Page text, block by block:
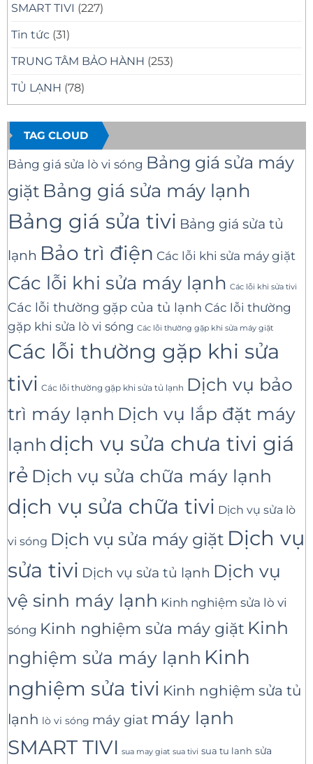
SMART TIVI (227)
Tin tức (31)
TRUNG TÂM BẢO HÀNH (253)
TỦ LẠNH (78)
TAG CLOUD
Bảng giá sửa lò vi sóng Bảng giá sửa máy
giặt Bảng giá sửa máy lạnh
Bảng giá sửa tivi Bảng giá sửa tủ
lạnh Bảo trì điện Các lỗi khi sửa máy giặt
Các lỗi khi sửa máy lạnh Các lỗi khi sửa tivi
Các lỗi thường gặp của tủ lạnh Các lỗi thường
gặp khi sửa lò vi sóng Các lỗi thường gặp khi sửa máy giặt
Các lỗi thường gặp khi sửa
tivi Các lỗi thường gặp khi sửa tủ lạnh Dịch vụ bảo
trì máy lạnh Dịch vụ lắp đặt máy
lạnh dịch vụ sửa chưa tivi giá
rẻ Dịch vụ sửa chữa máy lạnh
dịch vụ sửa chữa tivi Dịch vụ sửa lò
vi sóng Dịch vụ sửa máy giặt Dịch vụ
sửa tivi Dịch vụ sửa tủ lạnh Dịch vụ
vệ sinh máy lạnh Kinh nghiệm sửa lò vi
sóng Kinh nghiệm sửa máy giặt Kinh
nghiệm sửa máy lạnh Kinh
nghiệm sửa tivi Kinh nghiệm sửa tủ
lạnh lò vi sóng máy giat máy lạnh
SMART TIVI sua may giat sua tivi sua tu lanh sửa